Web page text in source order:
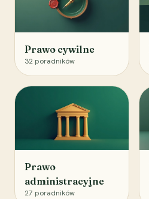
Prawo cywilne
32 poradników
Prawo
administracyjne
27 poradników